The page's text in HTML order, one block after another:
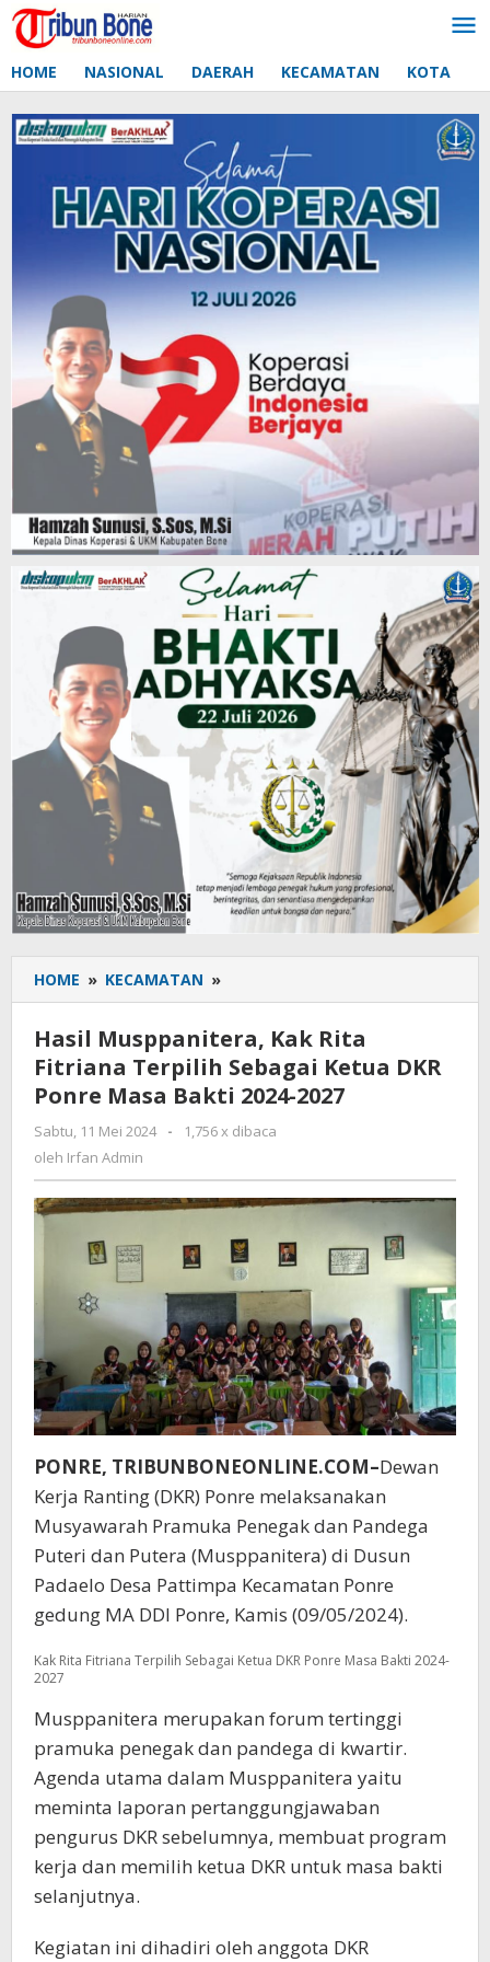
Lewati
ke
HOME NASIONAL DAERAH KECAMATAN KOTA
HOME » KECAMATAN »
Musppanitera,
Rita
Fitriana
Terpilih
Ketua
Ponre
Masa
2024-
2027
Hasil Musppanitera, Kak Rita
Fitriana Terpilih Sebagai Ketua DKR
Ponre Masa Bakti 2024-2027
Sabtu, 11 Mei 2024
oleh
-
1,756 x dibaca
oleh Irfan Admin
PONRE, TRIBUNBONEONLINE.COM–Dewan
Kerja Ranting (DKR) Ponre melaksanakan
Musyawarah Pramuka Penegak dan Pandega
Puteri dan Putera (Musppanitera) di Dusun
Padaelo Desa Pattimpa Kecamatan Ponre
gedung MA DDI Ponre, Kamis (09/05/2024).
Kak Rita Fitriana Terpilih Sebagai Ketua DKR Ponre Masa Bakti 2024-
2027
Musppanitera merupakan forum tertinggi
pramuka penegak dan pandega di kwartir.
Agenda utama dalam Musppanitera yaitu
meminta laporan pertanggungjawaban
pengurus DKR sebelumnya, membuat program
kerja dan memilih ketua DKR untuk masa bakti
selanjutnya.
Kegiatan ini dihadiri oleh anggota DKR